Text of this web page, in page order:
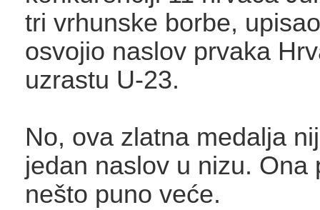
tri vrhunske borbe,
osvojio naslov prvaka
uzrastu U-23.
No, ova zlatna medalja
jedan naslov u nizu. Ona
nešto puno veće.